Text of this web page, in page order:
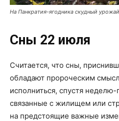
На Панкратия-ягодника скудный
Сны 22 июля
Считается, что сны,
обладают пророческим
исполниться, спустя
связанные с жилищем или
на предстоящие важные